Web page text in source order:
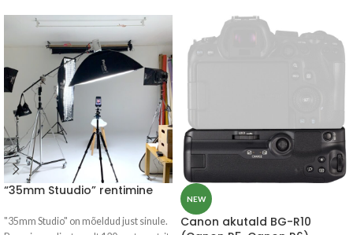
“35mm Stuudio” rentimine
"35mm Studio" on mõeldud just sinule.
NEW
Canon akutald BG-R10